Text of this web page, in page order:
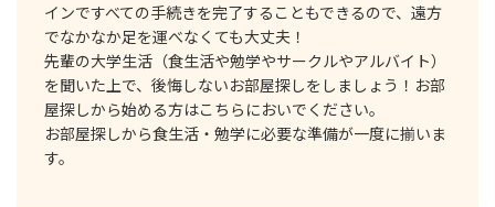
インですべての手続きを完了することもできるので、遠方
でなかなか足を運べなくても大丈夫！
先輩の⼤学⽣活（⾷⽣活や勉学やサークルやアルバイト）
を聞いた上で、後悔しないお部屋探しをしましょう！お部
屋探しから始める方はこちらにおいでください。
お部屋探しから⾷⽣活・勉学に必要な準備が⼀度に揃いま
す。